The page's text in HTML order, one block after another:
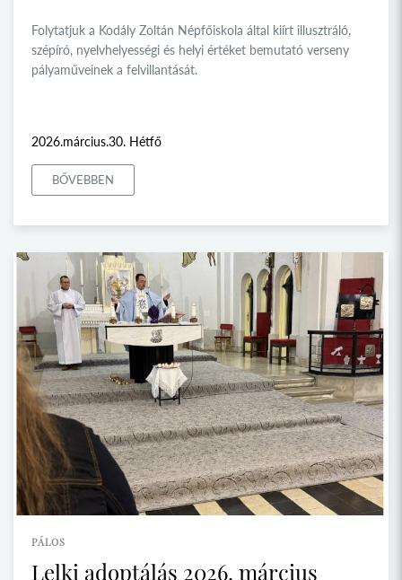
Folytatjuk a Kodály Zoltán Népfőiskola által kiírt illusztráló,
szépíró, nyelvhelyességi és helyi értéket bemutató verseny
pályaműveinek a felvillantását.
2026.március.30. Hétfő
BŐVEBBEN
PÁLOS
Lelki adoptálás 2026. március